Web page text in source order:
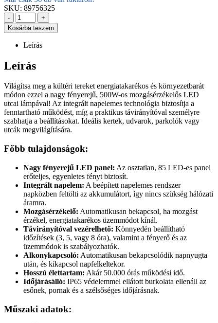
SKU: 89756325
-
+
Kosárba teszem
Leírás
Leírás
Világítsa meg a kültéri tereket energiatakarékos és környezetbarát
módon ezzel a nagy fényerejű, 500W-os mozgásérzékelős LED
utcai lámpával! Az integrált napelemes technológia biztosítja a
fenntartható működést, míg a praktikus távirányítóval személyre
szabhatja a beállításokat. Ideális kertek, udvarok, parkolók vagy
utcák megvilágítására.
Főbb tulajdonságok:
Nagy fényerejű LED panel: Az osztatlan, 85 LED-es panel
erőteljes, egyenletes fényt biztosít.
Integrált napelem: A beépített napelemes rendszer
napközben feltölti az akkumulátort, így nincs szükség hálózati
áramra.
Mozgásérzékelő: Automatikusan bekapcsol, ha mozgást
érzékel, energiatakarékos üzemmódot kínál.
Távirányítóval vezérelhető: Könnyedén beállítható
időzítések (3, 5, vagy 8 óra), valamint a fényerő és az
üzemmódok is szabályozhatók.
Alkonykapcsoló: Automatikusan bekapcsolódik napnyugta
után, és kikapcsol napfelkeltekor.
Hosszú élettartam: Akár 50.000 órás működési idő.
Időjárásálló: IP65 védelemmel ellátott burkolata ellenáll az
esőnek, pornak és a szélsőséges időjárásnak.
Műszaki adatok: